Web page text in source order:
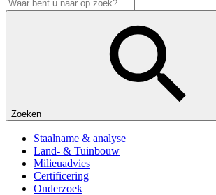
Zoeken
Staalname & analyse
Land- & Tuinbouw
Milieuadvies
Certificering
Onderzoek